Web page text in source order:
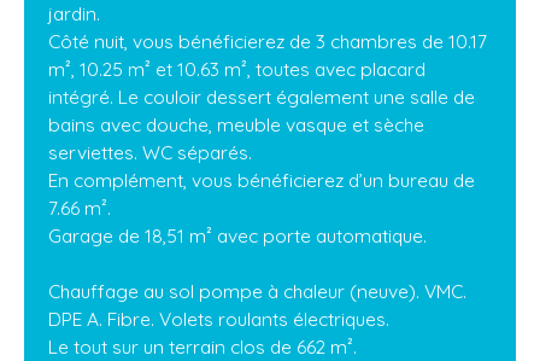
jardin.
Côté nuit, vous bénéficierez de 3 chambres de 10.17
m², 10.25 m² et 10.63 m², toutes avec placard
intégré. Le couloir dessert également une salle de
bains avec douche, meuble vasque et sèche
serviettes. WC séparés.
En complément, vous bénéficierez d’un bureau de
7.66 m².
Garage de 18,51 m² avec porte automatique.
Chauffage au sol pompe à chaleur (neuve). VMC.
DPE A. Fibre. Volets roulants électriques.
Le tout sur un terrain clos de 662 m².